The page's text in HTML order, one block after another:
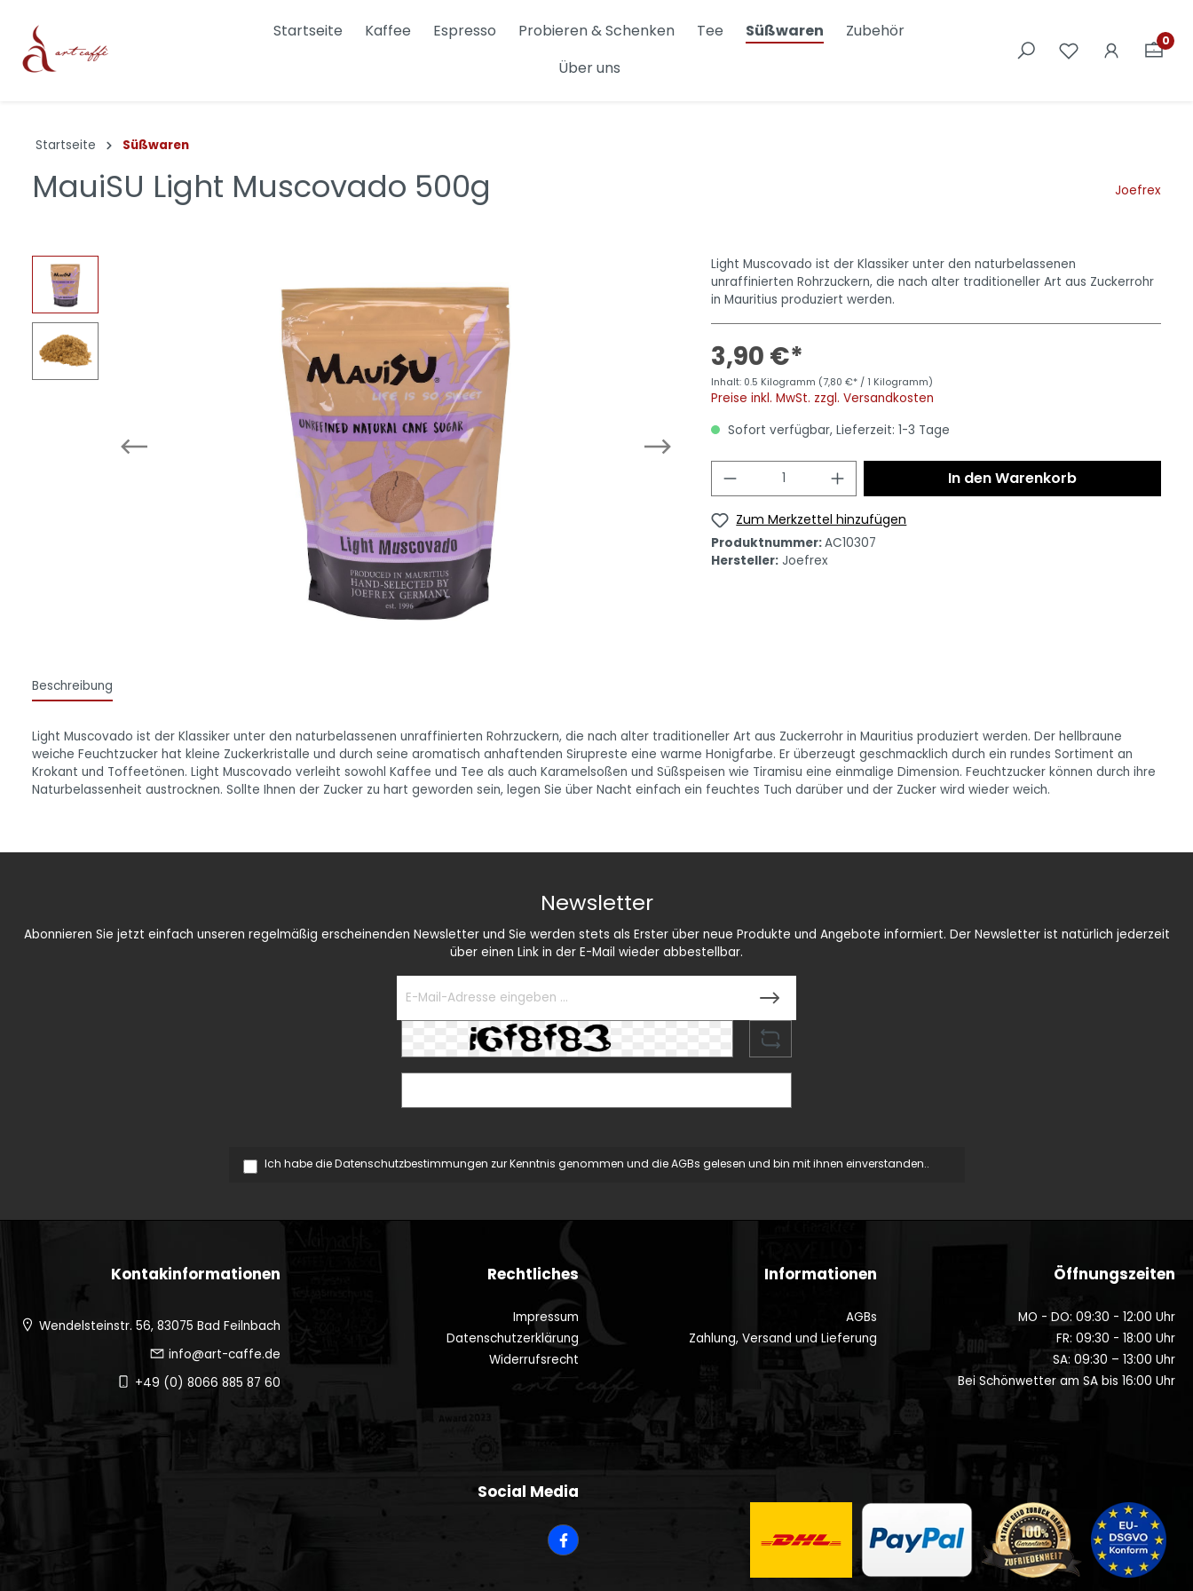
Startseite Kaffee Espresso Probieren & Schenken Tee Süßwaren
Zubehör
Über uns
Joefrex
0
Startseite Süßwaren
MauiSU Light Muscovado 500g Joefrex
Light Muscovado ist der Klassiker unter den naturbelassenen
unraffinierten Rohrzuckern, die nach alter traditioneller Art aus Zuckerrohr
in Mauritius produziert werden.
3,90 €*
Inhalt: 0.5 Kilogramm (7,80 €* / 1 Kilogramm)
Preise inkl. MwSt. zzgl. Versandkosten
Sofort verfügbar, Lieferzeit: 1-3 Tage
In den Warenkorb
Zum Merkzettel hinzufügen
Produktnummer:AC10307
Hersteller: Joefrex
Beschreibung
Light Muscovado ist der Klassiker unter den naturbelassenen unraffinierten Rohrzuckern, die nach alter traditioneller Art aus Zuckerrohr in Mauritius produziert werden. Der hellbraune
weiche Feuchtzucker hat kleine Zuckerkristalle und durch seine aromatisch anhaftenden Sirupreste eine warme Honigfarbe. Er überzeugt geschmacklich durch ein rundes Sortiment an
Krokant und Toffeetönen. Light Muscovado verleiht sowohl Kaffee und Tee als auch Karamelsoßen und Süßspeisen wie Tiramisu eine einmalige Dimension. Feuchtzucker können durch ihre
Naturbelassenheit austrocknen. Sollte Ihnen der Zucker zu hart geworden sein, legen Sie über Nacht einfach ein feuchtes Tuch darüber und der Zucker wird wieder weich.
Newsletter
Abonnieren Sie jetzt einfach unseren regelmäßig erscheinenden Newsletter und Sie werden stets als Erster über neue Produkte und Angebote informiert. Der Newsletter ist natürlich jederzeit
über einen Link in der E-Mail wieder abbestellbar.
Ich habe dieDatenschutzbestimmungen zur Kenntnis genommen und dieAGBs gelesen und bin mit ihnen einverstanden..
Kontakinformationen
Wendelsteinstr. 56, 83075 Bad Feilnbach
info@art-caffe.de
+49 (0) 8066 885 87 60
Rechtliches
Impressum
Datenschutzerklärung
Widerrufsrecht
Informationen
AGBs
Zahlung, Versand und Lieferung
Öffnungszeiten
MO - DO: 09:30 - 12:00 Uhr
FR: 09:30 - 18:00 Uhr
SA: 09:30 – 13:00 Uhr
Bei Schönwetter am SA bis 16:00 Uhr
Social Media